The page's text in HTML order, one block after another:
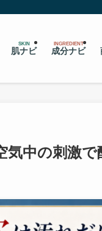
SKIN
肌ナビ
INGREDIENT
成分ナビ
中の刺激で